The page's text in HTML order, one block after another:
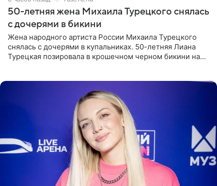
50-летняя жена Михаила Турецкого снялась
с дочерями в бикини
Жена народного артиста России Михаила Турецкого
снялась с дочерями в купальниках. 50-летняя Лиана
Турецкая позировала в крошечном черном бикини на